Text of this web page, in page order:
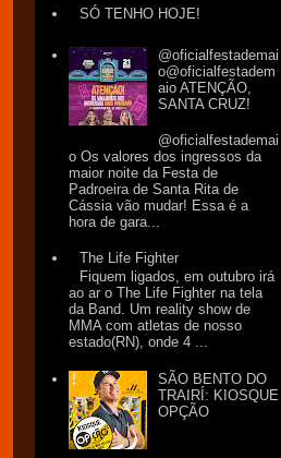
SÓ TENHO HOJE!
@oficialfestademai
o@oficialfestadem
aio ATENÇÃO,
SANTA CRUZ!
@oficialfestademai
o Os valores dos ingressos da
maior noite da Festa de
Padroeira de Santa Rita de
Cássia vão mudar! Essa é a
hora de gara...
The Life Fighter
Fiquem ligados, em outubro irá
ao ar o The Life Fighter na tela
da Band. Um reality show de
MMA com atletas de nosso
estado(RN), onde 4 ...
SÃO BENTO DO
TRAIRÍ: KIOSQUE
OPÇÃO